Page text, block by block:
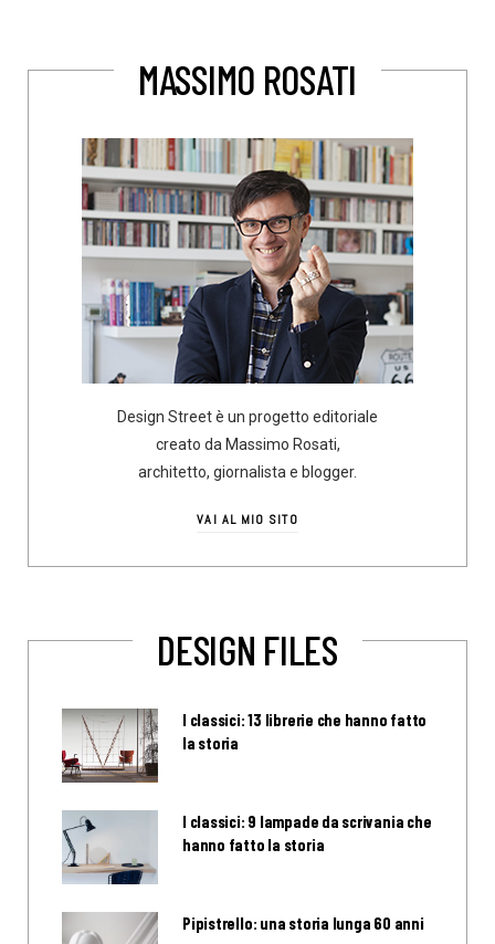
MASSIMO ROSATI
Design Street è un progetto editoriale
creato da Massimo Rosati,
architetto, giornalista e blogger.
VAI AL MIO SITO
DESIGN FILES
I classici: 13 librerie che hanno fatto
la storia
I classici: 9 lampade da scrivania che
hanno fatto la storia
Pipistrello: una storia lunga 60 anni